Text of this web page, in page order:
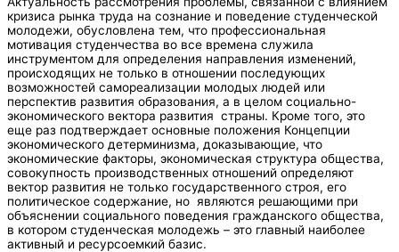
кризиса рынка труда на сознание и поведение студенческой
молодежи, обусловлена тем, что профессиональная
мотивация студенчества во все времена служила
инструментом для определения направления изменений,
происходящих не только в отношении последующих
возможностей самореализации молодых людей или
перспектив развития образования, а в целом социально-
экономического вектора развития страны. Кроме того, это
еще раз подтверждает основные положения Концепции
экономического детерминизма, доказывающие, что
экономические факторы, экономическая структура общества,
совокупность производственных отношений определяют
вектор развития не только государственного строя, его
политическое содержание, но являются решающими при
объяснении социального поведения гражданского общества,
в котором студенческая молодежь – это главный наиболее
активный и ресурсоемкий базис.